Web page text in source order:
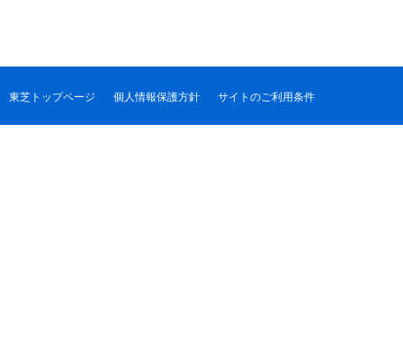
東芝トップページ 個人情報保護方針 サイトのご利用条件